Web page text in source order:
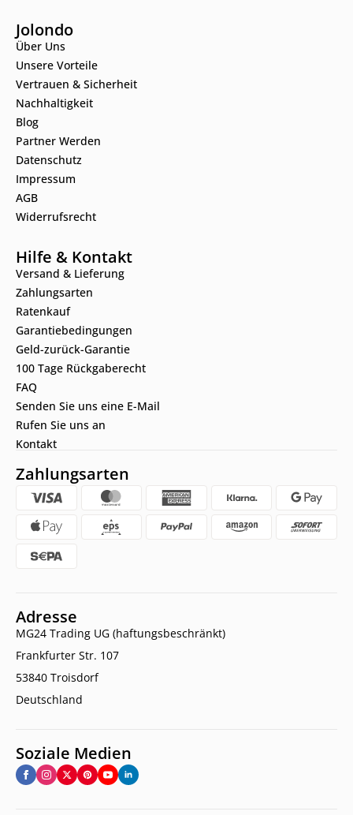
Jolondo
Über Uns
Unsere Vorteile
Vertrauen & Sicherheit
Nachhaltigkeit
Blog
Partner Werden
Datenschutz
Impressum
AGB
Widerrufsrecht
Hilfe & Kontakt
Versand & Lieferung
Zahlungsarten
Ratenkauf
Garantiebedingungen
Geld-zurück-Garantie
100 Tage Rückgaberecht
FAQ
Senden Sie uns eine E-Mail
Rufen Sie uns an
Kontakt
Zahlungsarten
Adresse
MG24 Trading UG (haftungsbeschränkt)
Frankfurter Str. 107
53840 Troisdorf
Deutschland
Soziale Medien